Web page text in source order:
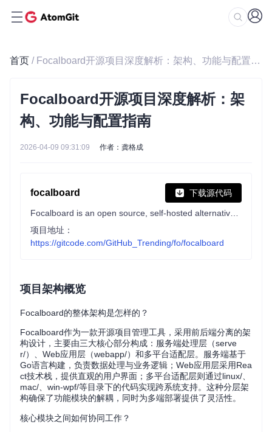
首页 / Focalboard开源项目深度解析：架构、功能与配置指南
Focalboard开源项目深度解析：架
构、功能与配置指南
2026-04-09 09:31:09 作者：龚格成
focalboard 下载源代码
项目地址：
https://gitcode.com/GitHub_Trending/fo/focalboard
项目架构概览
Focalboard的整体架构是怎样的？
Focalboard作为一款开源项目管理工具，采用前后端分离的架
构设计，主要由三大核心部分构成：服务端处理层（serve
r/）、Web应用层（webapp/）和多平台适配层。服务端基于
Go语言构建，负责数据处理与业务逻辑；Web应用层采用Rea
ct技术栈，提供直观的用户界面；多平台适配层则通过linux/、
mac/、win-wpf/等目录下的代码实现跨系统支持。这种分层架
构确保了功能模块的解耦，同时为多端部署提供了灵活性。
核心模块之间如何协同工作？